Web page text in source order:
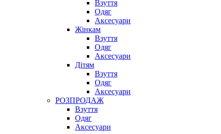
Взуття
Одяг
Аксесуари
Жінкам
Взуття
Одяг
Аксесуари
Дітям
Взуття
Одяг
Аксесуари
РОЗПРОДАЖ
Взуття
Одяг
Аксесуари